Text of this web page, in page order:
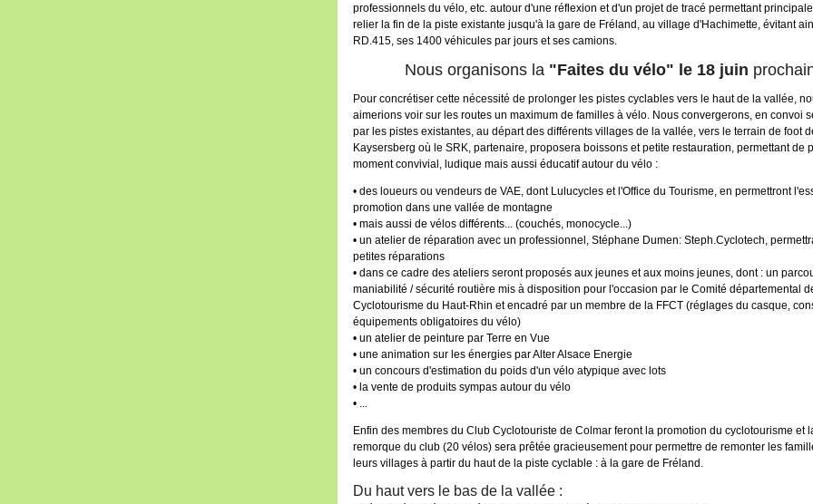
professionnels du vélo, etc. autour d'une réflexion et d'un projet de tracé permettant
relier la fin de la piste existante jusqu'à la gare de Fréland, au village d'Hachimette, évitant
RD.415, ses 1400 véhicules par jours et ses camions.
Nous organisons la "Faites du vélo" le 18 juin
Pour concrétiser cette nécessité de prolonger les pistes cyclables vers le haut de la vallée,
aimerions voir sur les routes un maximum de familles à vélo. Nous convergerons, en convoi
par les pistes existantes, au départ des différents villages de la vallée, vers le terrain de foot
Kaysersberg où le SRK, partenaire, proposera boissons et petite restauration, permettant de
moment convivial, ludique mais aussi éducatif autour du vélo :
• des loueurs ou vendeurs de VAE, dont Lulucycles et l'Office du Tourisme, en permettront
promotion dans une vallée de montagne
• mais aussi de vélos différents... (couchés, monocycle...)
• un atelier de réparation avec un professionnel, Stéphane Dumen: Steph.Cyclotech,
petites réparations
• dans ce cadre des ateliers seront proposés aux jeunes et aux moins jeunes, dont : un
maniabilité / sécurité routière mis à disposition pour l'occasion par le Comité départemental
Cyclotourisme du Haut-Rhin et encadré par un membre de la FFCT (réglages du casque,
équipements obligatoires du vélo)
• un atelier de peinture par Terre en Vue
• une animation sur les énergies par Alter Alsace Energie
• un concours d'estimation du poids d'un vélo atypique avec lots
• la vente de produits sympas autour du vélo
• ...
Enfin des membres du Club Cyclotouriste de Colmar feront la promotion du cyclotourisme et
remorque du club (20 vélos) sera prêtée gracieusement pour permettre de remonter les
leurs villages à partir du haut de la piste cyclable : à la gare de Fréland.
Du haut vers le bas de la vallée :